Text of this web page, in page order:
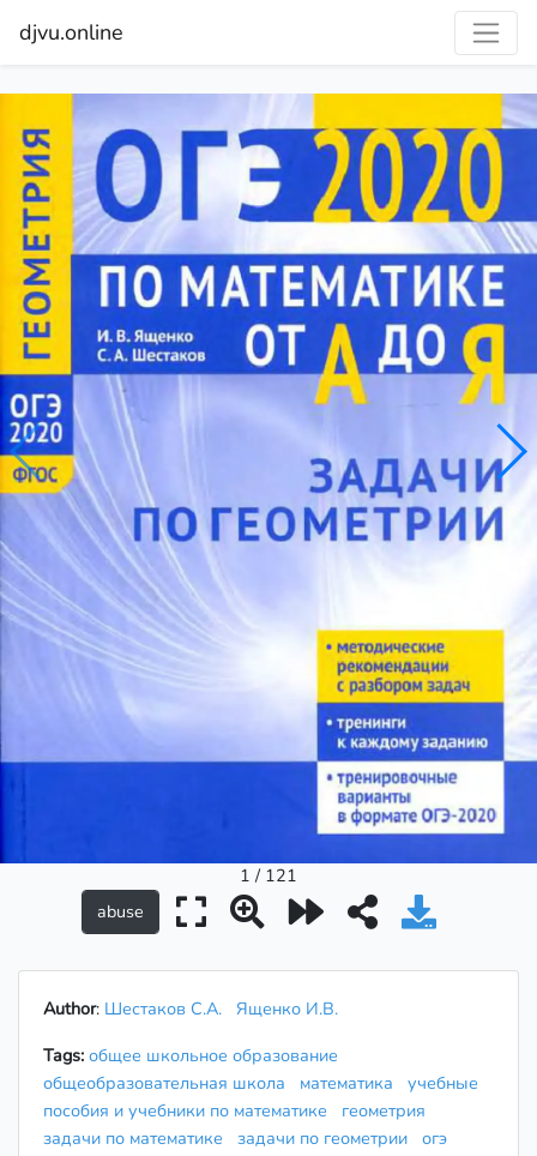
djvu.online
1 / 121
Author: Шестаков С.А.
Ященко И.В.
Tags: общее школьное образование
общеобразовательная школа
математика
учебные
пособия и учебники по математике
геометрия
задачи по математике
задачи по геометрии огэ